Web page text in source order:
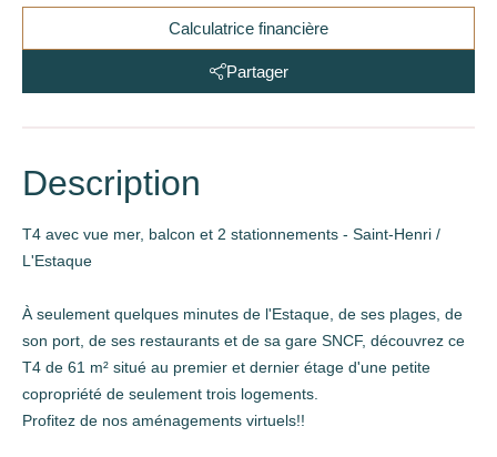
Calculatrice financière
Partager
Description
T4 avec vue mer, balcon et 2 stationnements - Saint-Henri /
L'Estaque
À seulement quelques minutes de l'Estaque, de ses plages, de
son port, de ses restaurants et de sa gare SNCF, découvrez ce
T4 de 61 m² situé au premier et dernier étage d'une petite
copropriété de seulement trois logements.
Profitez de nos aménagements virtuels!!